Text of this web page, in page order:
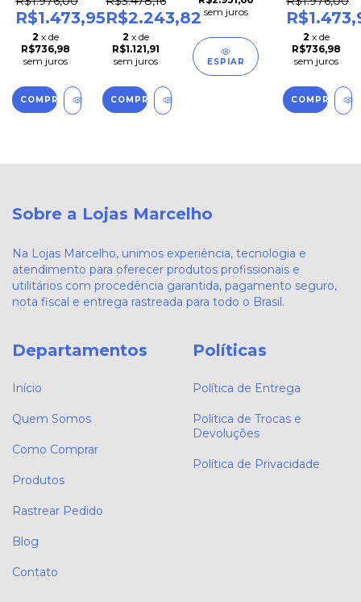
Sports X3
com
Teclado
Key Pro –
42x25cm
R$1.473,95
2 x de
R$736,98
sem juros
Portas
Gigabit 16
PoE + 4
Uplink
para
Corporativas
R$2.243,82
2 x de
R$1.121,91
sem juros
sem juros
ESPIAR
Sports X3
com
Teclado
Key Pro –
42x25cm
2 x de
R$736,98
sem juros
Sobre a Lojas Marcelho
Na Lojas Marcelho, unimos experiência, tecnologia e
atendimento para oferecer produtos profissionais e
utilitários com procedência garantida, pagamento seguro,
nota fiscal e entrega rastreada para todo o Brasil.
Departamentos
Início
Quem Somos
Como Comprar
Produtos
Rastrear Pedido
Blog
Contato
Políticas
Política de Entrega
Política de Trocas e
Devoluções
Política de Privacidade